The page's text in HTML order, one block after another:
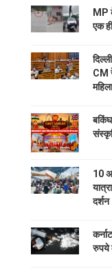
MP
एक
CM
10
दर्शन
रुपये